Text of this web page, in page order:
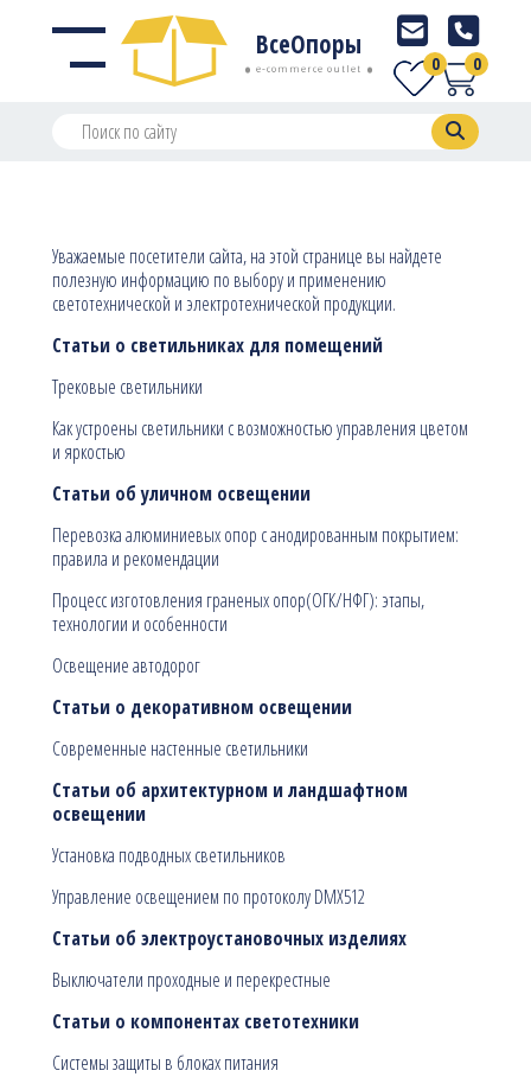
ВсеОпоры
e-commerce outlet 0
0
Уважаемые посетители сайта, на этой странице вы найдете
полезную информацию по выбору и применению
светотехнической и электротехнической продукции.
Статьи о светильниках для помещений
Трековые светильники
Как устроены светильники с возможностью управления цветом
и яркостью
Статьи об уличном освещении
Перевозка алюминиевых опор с анодированным покрытием:
правила и рекомендации
Процесс изготовления граненых опор(ОГК/НФГ): этапы,
технологии и особенности
Освещение автодорог
Статьи о декоративном освещении
Современные настенные светильники
Статьи об архитектурном и ландшафтном
освещении
Установка подводных светильников
Управление освещением по протоколу DMX512
Статьи об электроустановочных изделиях
Выключатели проходные и перекрестные
Статьи о компонентах светотехники
Системы защиты в блоках питания